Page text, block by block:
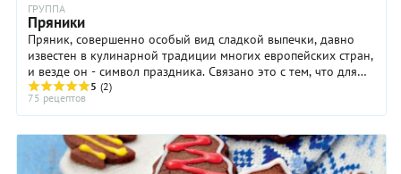
ГРУППА
Пряники
Пряник, совершенно особый вид сладкой выпечки, давно
известен в кулинарной традиции многих европейских стран,
и везде он - символ праздника. Связано это с тем, что для
приготовления пряничного теста ...
5 (2)
75 рецептов